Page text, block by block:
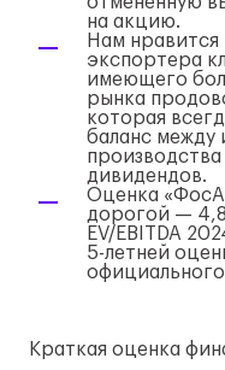
на акцию.
Нам нравится
экспортера
имеющего
рынка
которая
баланс между
производства
дивидендов.
Оценка
дорогой —
EV/EBITDA
5-летней
Краткая оценка